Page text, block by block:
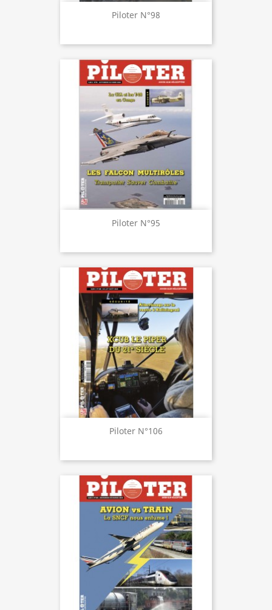
Piloter N°98
Piloter N°95
Piloter N°106